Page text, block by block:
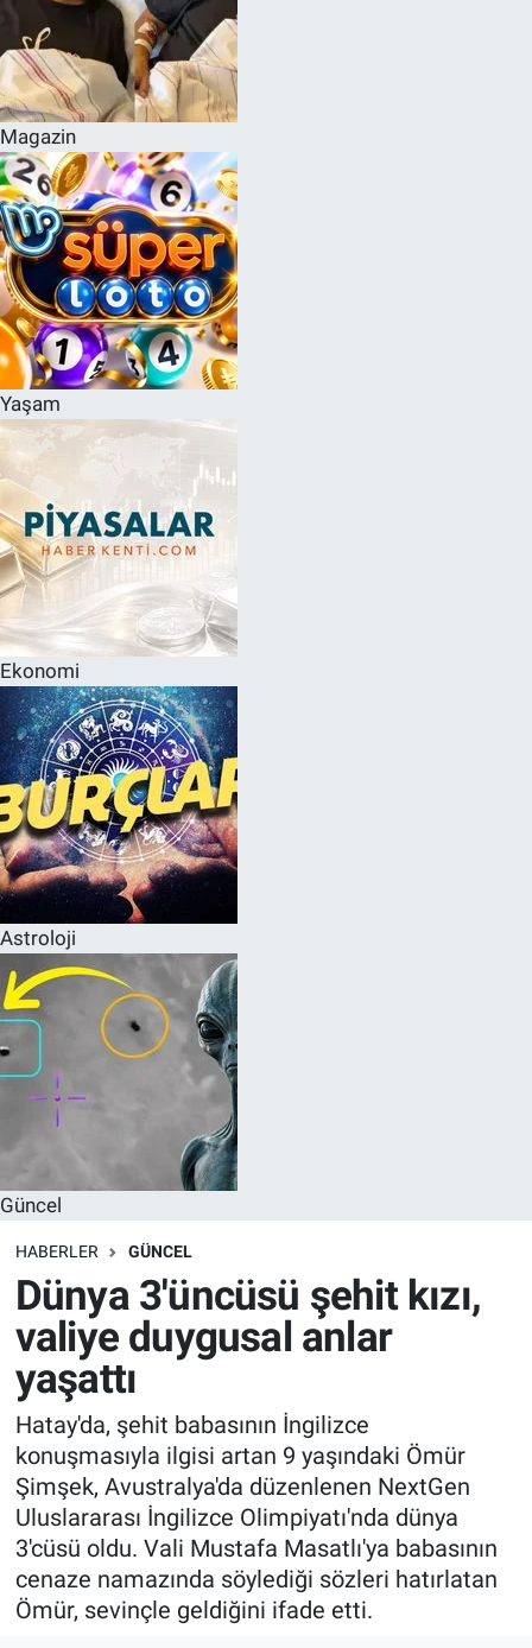
Magazin
Yaşam
Ekonomi
Astroloji
Güncel
HABERLER GÜNCEL
Dünya 3'üncüsü şehit kızı,
valiye duygusal anlar
yaşattı
Hatay'da, şehit babasının İngilizce
konuşmasıyla ilgisi artan 9 yaşındaki Ömür
Şimşek, Avustralya'da düzenlenen NextGen
Uluslararası İngilizce Olimpiyatı'nda dünya
3'cüsü oldu. Vali Mustafa Masatlı'ya babasının
cenaze namazında söylediği sözleri hatırlatan
Ömür, sevinçle geldiğini ifade etti.